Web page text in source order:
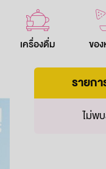
เครื่องดื่ม ขอ
รายก
ไม่พ